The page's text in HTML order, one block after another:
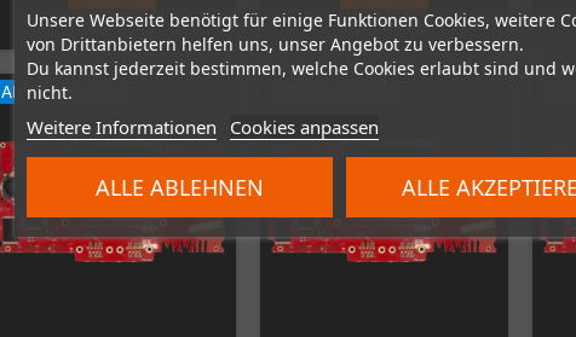
Unsere Webseite benötigt für einige Funktionen Cookies, weitere
von Drittanbietern helfen uns, unser Angebot zu verbessern.
Du kannst jederzeit bestimmen, welche Cookies erlaubt sind und
nicht.
Weitere Informationen Cookies anpassen
ALLE ABLEHNEN ALLE
KAUFEN KAUFEN
ARTIKELBÜNDEL